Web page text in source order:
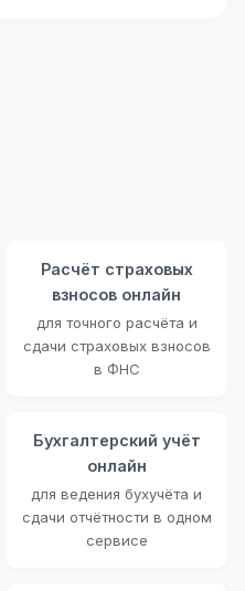
Расчёт страховых
взносов онлайн
для точного расчёта и
сдачи страховых взносов
в ФНС
Бухгалтерский учёт
онлайн
для ведения бухучёта и
сдачи отчётности в одном
сервисе